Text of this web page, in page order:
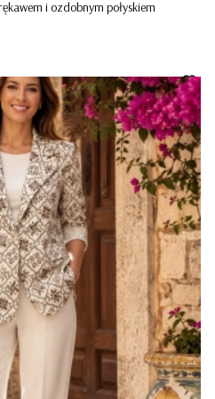
i ozdobnym połyskiem